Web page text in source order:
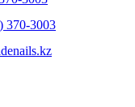
370-3003